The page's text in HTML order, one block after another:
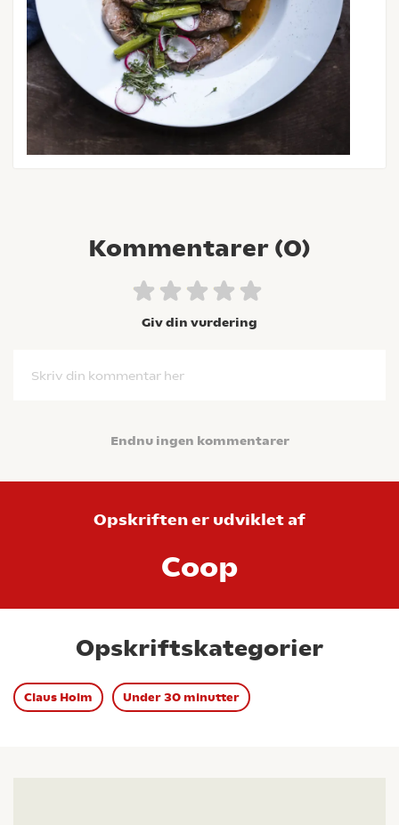
Kommentarer (0)
Giv din vurdering
Skriv din kommentar her
Endnu ingen kommentarer
Opskriften er udviklet af
Coop
Opskriftskategorier
Claus Holm Under 30 minutter